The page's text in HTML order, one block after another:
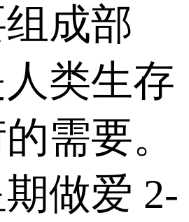
成部
类生存
需要。
做爱 2-